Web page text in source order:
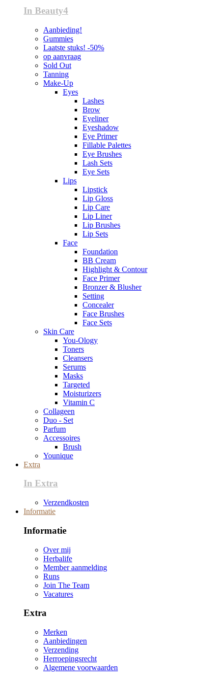
In Beauty4
Aanbieding!
Gummies
Laatste stuks! -50%
op aanvraag
Sold Out
Tanning
Make-Up
Eyes
Lashes
Brow
Eyeliner
Eyeshadow
Eye Primer
Fillable Palettes
Eye Brushes
Lash Sets
Eye Sets
Lips
Lipstick
Lip Gloss
Lip Care
Lip Liner
Lip Brushes
Lip Sets
Face
Foundation
BB Cream
Highlight & Contour
Face Primer
Bronzer & Blusher
Setting
Concealer
Face Brushes
Face Sets
Skin Care
You-Ology
Toners
Cleansers
Serums
Masks
Targeted
Moisturizers
Vitamin C
Collageen
Duo - Set
Parfum
Accessoires
Brush
Younique
Extra
In Extra
Verzendkosten
Informatie
Informatie
Over mij
Herbalife
Member aanmelding
Runs
Join The Team
Vacatures
Extra
Merken
Aanbiedingen
Verzending
Herroepingsrecht
Algemene voorwaarden